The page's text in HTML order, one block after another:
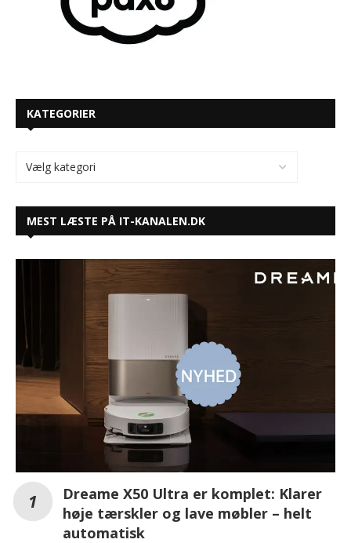
KATEGORIER
MEST LÆSTE PÅ IT-KANALEN.DK
Dreame X50 Ultra er komplet: Klarer
høje tærskler og lave møbler – helt
automatisk